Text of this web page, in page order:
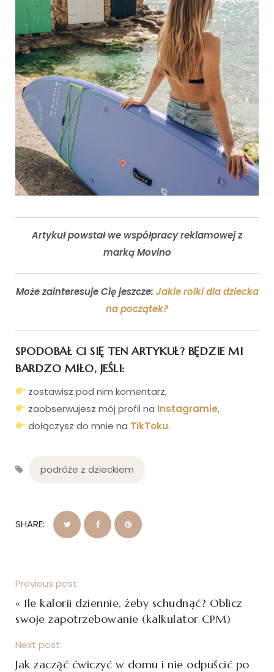
Artykuł powstał we współpracy reklamowej z
marką Movino
Może zainteresuje Cię jeszcze: Jakie rolki dla dziecka
na początek?
SPODOBAŁ CI SIĘ TEN ARTYKUŁ? BĘDZIE MI
BARDZO MIŁO, JEŚLI:
zostawisz pod nim komentarz,
zaobserwujesz mój profil na Instagramie,
dołączysz do mnie na TikToku.
podróże z dzieckiem
SHARE:
Previous post:
« Ile kalorii dziennie, żeby schudnąć? Oblicz
swoje zapotrzebowanie (kalkulator CPM)
Next post:
Jak zacząć ćwiczyć w domu i nie odpuścić po